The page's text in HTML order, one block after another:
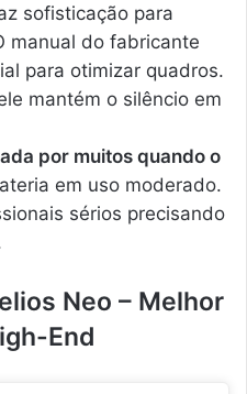
sofisticação para
manual do fabricante
para otimizar quadros.
mantém o silêncio em
por muitos quando o
em uso moderado.
sérios precisando
Neo – Melhor
End